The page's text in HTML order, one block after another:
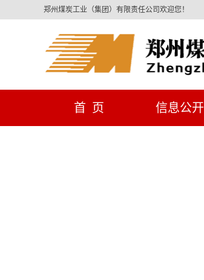
郑州煤炭工业（集团）有限责任公司欢迎您！
首 页 信息公开